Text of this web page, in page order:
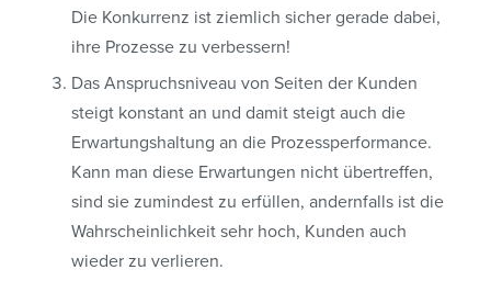
Die Konkurrenz ist ziemlich sicher gerade dabei,
ihre Prozesse zu verbessern!
Das Anspruchsniveau von Seiten der Kunden
steigt konstant an und damit steigt auch die
Erwartungshaltung an die Prozessperformance.
Kann man diese Erwartungen nicht übertreffen,
sind sie zumindest zu erfüllen, andernfalls ist die
Wahrscheinlichkeit sehr hoch, Kunden auch
wieder zu verlieren.